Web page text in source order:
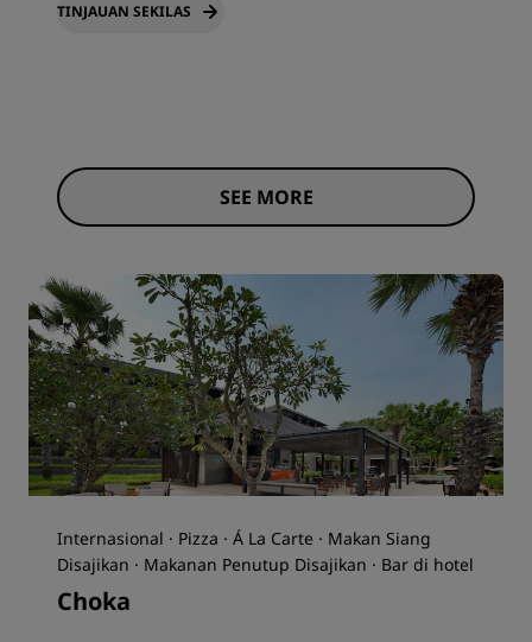
TINJAUAN SEKILAS
SEE MORE
Internasional · Pizza · Á La Carte · Makan Siang
Disajikan · Makanan Penutup Disajikan · Bar di hotel
Choka